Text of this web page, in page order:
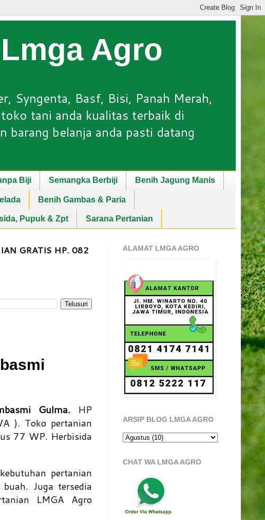
Agro
Syngenta, Basf, Bisi, Panah Merah,
tani anda kualitas terbaik di
barang belanja anda pasti datang
Biji Semangka Berbiji Benih Jagung Manis
Benih Gambas & Paria
Pupuk & Zpt Sarana Pertanian
GRATIS HP. 082
Gulma. HP
). Toko pertanian
77 WP. Herbisida
pertanian
Juga tersedia
LMGA Agro
ALAMAT LMGA AGRO
ARSIP BLOG LMGA AGRO
CHAT WA LMGA AGRO